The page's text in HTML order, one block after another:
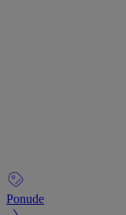
Ponude